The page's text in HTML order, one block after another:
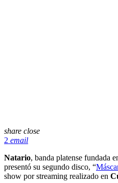
share close
2 email
Natario, banda platense fundada
presentó su segundo disco, “
show por streaming realizado en